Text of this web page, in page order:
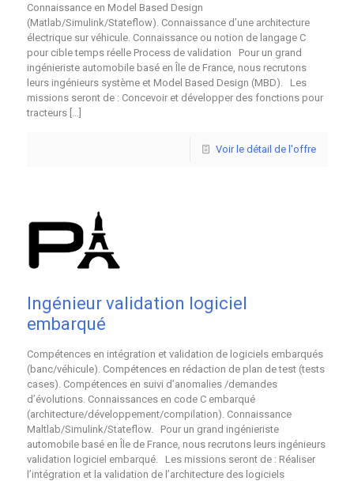
Connaissance en Model Based Design
(Matlab/Simulink/Stateflow). Connaissance d’une architecture
électrique sur véhicule. Connaissance ou notion de langage C
pour cible temps réelle Process de validation Pour un grand
ingénieriste automobile basé en Île de France, nous recrutons
leurs ingénieurs système et Model Based Design (MBD). Les
missions seront de : Concevoir et développer des fonctions pour
tracteurs[…]
Voir le détail de l'offre
Ingénieur validation logiciel
embarqué
Compétences en intégration et validation de logiciels embarqués
(banc/véhicule). Compétences en rédaction de plan de test (tests
cases). Compétences en suivi d’anomalies /demandes
d’évolutions. Connaissances en code C embarqué
(architecture/développement/compilation). Connaissance
Maltlab/Simulink/Stateflow. Pour un grand ingénieriste
automobile basé en Île de France, nous recrutons leurs ingénieurs
validation logiciel embarqué. Les missions seront de : Réaliser
l’intégration et la validation de l’architecture des logiciels